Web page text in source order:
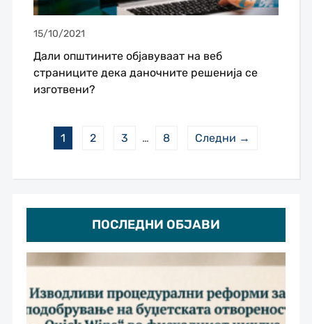
ПОСЛЕДНИ ОБЈАВИ
15/10/2021
Дали општините објавуваат на веб
страниците дека даночните решенија се
изготвени?
1 2 3 … 8 Следни →